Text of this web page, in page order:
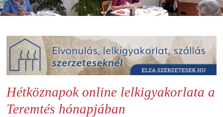
Hétköznapok online lelkigyakorlata a
Teremtés hónapjában